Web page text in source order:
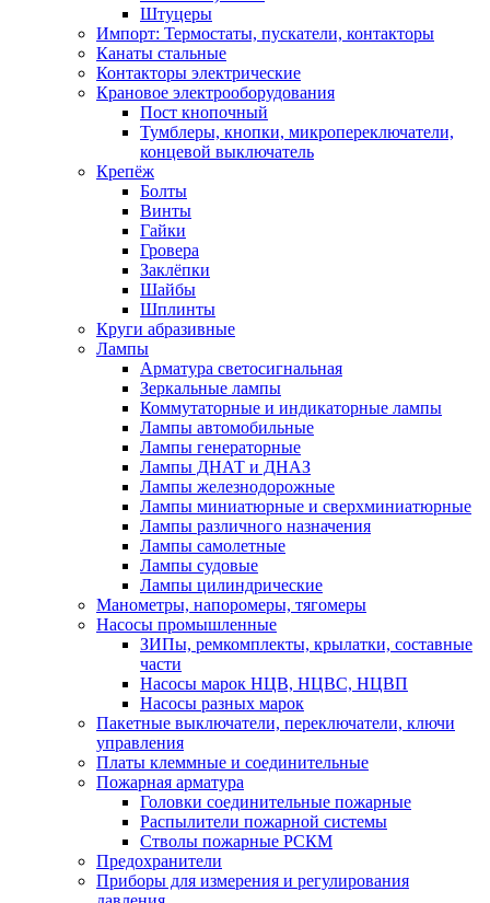
Штуцеры
Импорт: Термостаты, пускатели, контакторы
Канаты стальные
Контакторы электрические
Крановое электрооборудования
Пост кнопочный
Тумблеры, кнопки, микропереключатели,
концевой выключатель
Крепёж
Болты
Винты
Гайки
Гровера
Заклёпки
Шайбы
Шплинты
Круги абразивные
Лампы
Арматура светосигнальная
Зеркальные лампы
Коммутаторные и индикаторные лампы
Лампы автомобильные
Лампы генераторные
Лампы ДНАТ и ДНАЗ
Лампы железнодорожные
Лампы миниатюрные и сверхминиатюрные
Лампы различного назначения
Лампы самолетные
Лампы судовые
Лампы цилиндрические
Манометры, напоромеры, тягомеры
Насосы промышленные
ЗИПы, ремкомплекты, крылатки, составные
части
Насосы марок НЦВ, НЦВС, НЦВП
Насосы разных марок
Пакетные выключатели, переключатели, ключи
управления
Платы клеммные и соединительные
Пожарная арматура
Головки соединительные пожарные
Распылители пожарной системы
Стволы пожарные РСКМ
Предохранители
Приборы для измерения и регулирования